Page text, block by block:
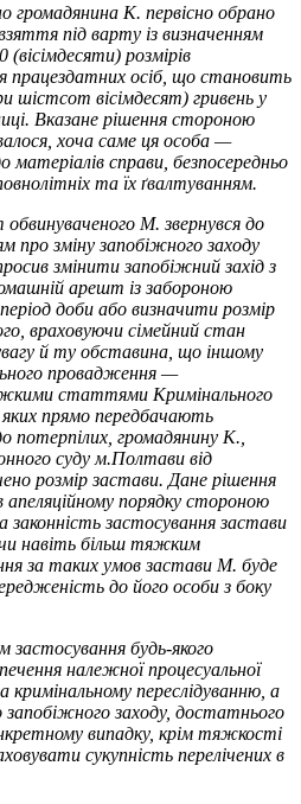
громадянина К. первісно обрано
під варту із визначенням
розмірів
працездатних осіб, що становить
шістсот вісімдесят) гривень у
Вказане рішення стороною
хоча саме ця особа —
матеріалів справи, безпосередньо
та їх ґвалтуванням.
М. звернувся до
про зміну запобіжного заходу
змінити запобіжний захід з
арешт із забороною
доби або визначити розмір
враховуючи сімейний стан
й ту обставина, що іншому
провадження —
статтями Кримінального
яких прямо передбачають
потерпілих, громадянину К.,
суду м.Полтави від
розмір застави. Дане рішення
порядку стороною
законність застосування застави
чи навіть більш тяжким
за таких умов застави М. буде
до його особи з боку
будь-якого
належної процесуальної
кримінальному переслідуванню, а
запобіжного заходу, достатнього
випадку, крім тяжкості
сукупність перелічених в